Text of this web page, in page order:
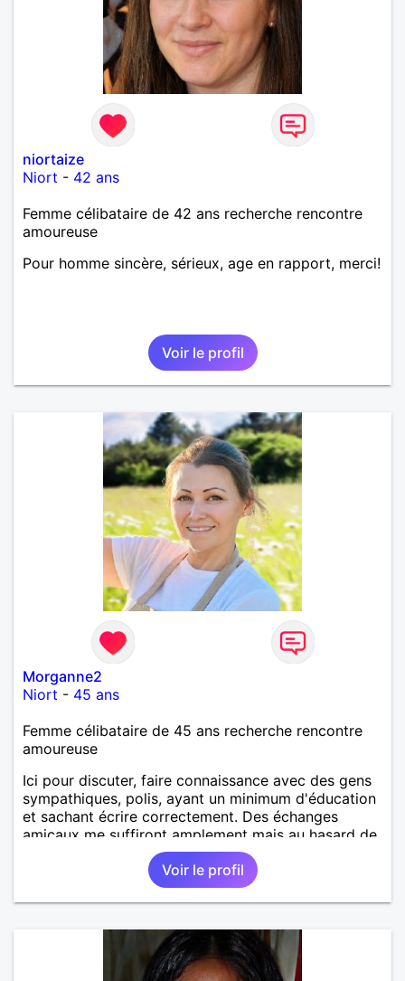
niortaize
Niort - 42 ans
Femme célibataire de 42 ans recherche rencontre
amoureuse
Pour homme sincère, sérieux, age en rapport, merci!
Voir le profil
Morganne2
Niort - 45 ans
Femme célibataire de 45 ans recherche rencontre
amoureuse
Ici pour discuter, faire connaissance avec des gens
sympathiques, polis, ayant un minimum d'éducation
et sachant écrire correctement. Des échanges
amicaux me suffiront amplement mais au hasard de
la vie, si le charme opère, je ne suis pas fermée à
une éventuelle relation sérieuse avec un homme.
Voir le profil